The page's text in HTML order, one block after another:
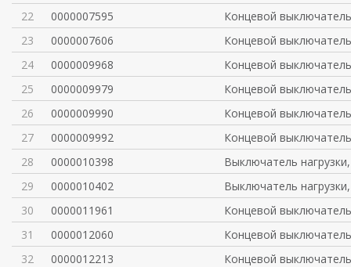
22
0000007595
Концевой выключатель
23
0000007606
Концевой выключатель
24
0000009968
Концевой выключатель
25
0000009979
Концевой выключатель
26
0000009990
Концевой выключатель
27
0000009992
Концевой выключатель
28
0000010398
Выключатель
29
0000010402
Выключатель
30
0000011961
Концевой выключатель
31
0000012060
Концевой выключатель
32
0000012213
Концевой выключатель